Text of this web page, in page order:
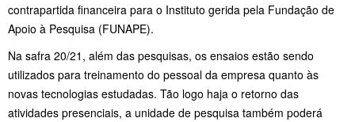
contrapartida financeira para o Instituto gerida pela Fundação de
Apoio à Pesquisa (FUNAPE).
Na safra 20/21, além das pesquisas, os ensaios estão sendo
utilizados para treinamento do pessoal da empresa quanto às
novas tecnologias estudadas. Tão logo haja o retorno das
atividades presenciais, a unidade de pesquisa também poderá